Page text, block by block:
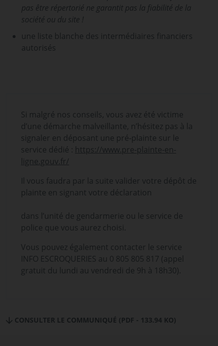
pas être répertorié ne garantit pas la fiabilité de la
société ou du site !
une liste blanche des intermédiaires financiers
autorisés
Si malgré nos conseils, vous avez été victime
d’une démarche malveillante, n’hésitez pas à la
signaler en déposant une pré-plainte sur le
service dédié : https://www.pre-plainte-en-
ligne.gouv.fr/
Il vous faudra par la suite valider votre dépôt de
plainte en signant votre déclaration
dans l’unité de gendarmerie ou le service de
police que vous aurez choisi.
Vous pouvez également contacter le service
INFO ESCROQUERIES au 0 805 805 817 (appel
gratuit du lundi au vendredi de 9h à 18h30).
CONSULTER LE COMMUNIQUÉ (PDF - 133.94 KO)